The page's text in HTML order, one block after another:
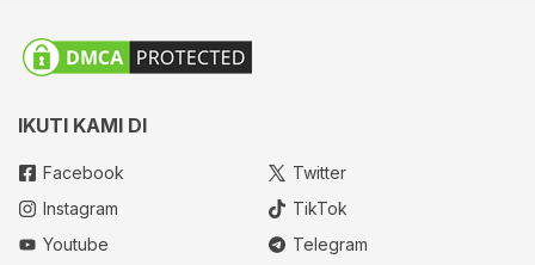
IKUTI KAMI DI
Facebook
Twitter
Instagram
TikTok
Youtube
Telegram